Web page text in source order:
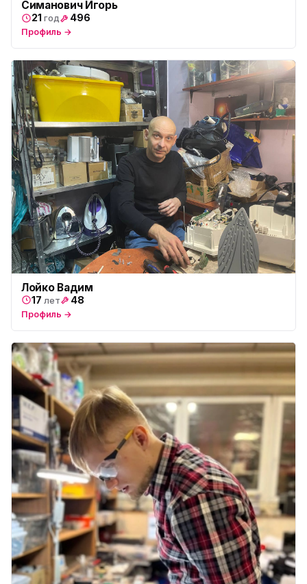
Симанович Игорь
21 год 496
Профиль →
Лойко Вадим
17 лет 48
Профиль →